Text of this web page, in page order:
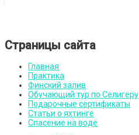
Страницы сайта
Главная
Практика
Финский залив
Обучающий тур по Селигеру
Подарочные сертификаты
Статьи о яхтинге
Спасение на воде